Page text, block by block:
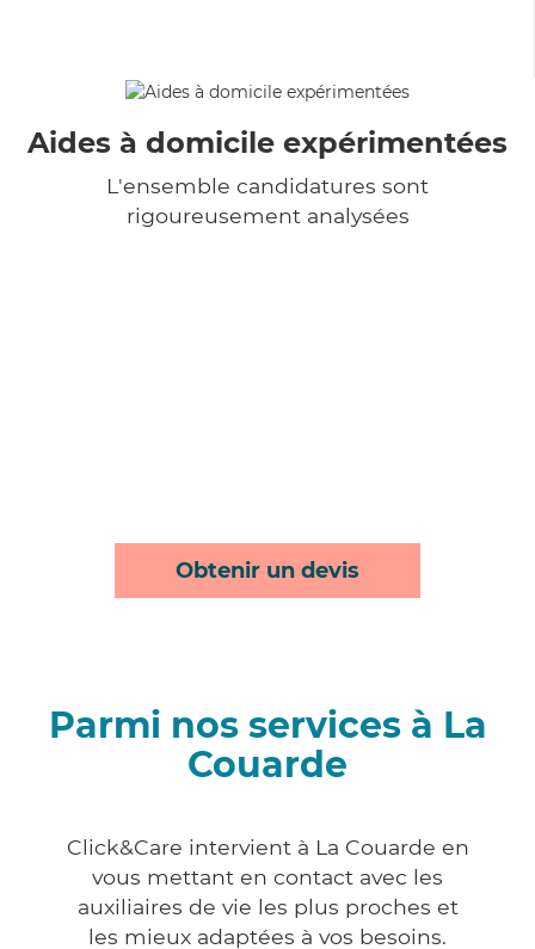
Aides à domicile expérimentées
L'ensemble candidatures sont
rigoureusement analysées
Obtenir un devis
Parmi nos services à La
Couarde
Click&Care intervient à La Couarde en
vous mettant en contact avec les
auxiliaires de vie les plus proches et
les mieux adaptées à vos besoins.